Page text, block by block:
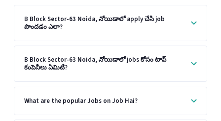
B Block Sector-63 Noida, నోయిడాలో apply చేసి job
పొందడం ఎలా?
B Block Sector-63 Noida, నోయిడాలో jobs కోసం టాప్
కంపెనీలు ఏమిటి?
What are the popular Jobs on Job Hai?